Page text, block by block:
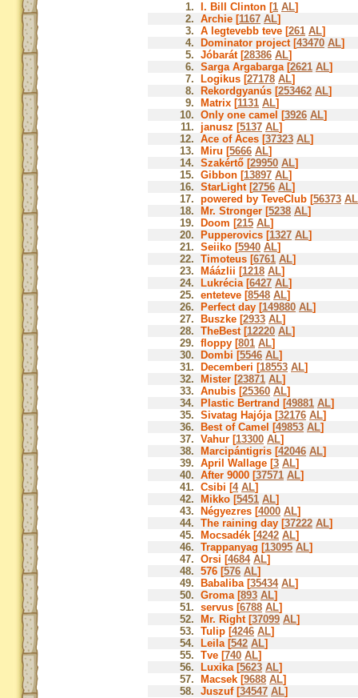
1. I. Bill Clinton [1 AL]
2. Archie [1167 AL]
3. A legtevebb teve [261 AL]
4.
Dominator project [43470 AL]
5. Jóbarát [28386 AL]
6. Sarga Argabarga [2621 AL]
7.
Logikus [27178 AL]
8.
Rekordgyanús [253462 AL]
9.
Matrix [1131 AL]
10. Only one camel [3926 AL]
11. janusz [5137 AL]
12. Ace of Aces [37323 AL]
13.
Miru [5666 AL]
14. Szakértő [29950 AL]
15. Gibbon [13897 AL]
16. StarLight [2756 AL]
17. powered by TeveClub [56373 AL
18.
Mr. Stronger [5238 AL]
19.
Doom [215 AL]
20.
Pupperovics [1327 AL]
21. Seiiko [5940 AL]
22. Timoteus [6761 AL]
23.
Máázlii [1218 AL]
24.
Lukrécia [6427 AL]
25. enteteve [8548 AL]
26.
Perfect day [149880 AL]
27.
Buszke [2933 AL]
28. TheBest [12220 AL]
29. floppy [801 AL]
30.
Dombi [5546 AL]
31.
Decemberi [18553 AL]
32.
Mister [23871 AL]
33. Anubis [25360 AL]
34.
Plastic Bertrand [49881 AL]
35. Sivatag Hajója [32176 AL]
36.
Best of Camel [49853 AL]
37. Vahur [13300 AL]
38.
Marcipántigris [42046 AL]
39. April Wallage [3 AL]
40. After 9000 [37571 AL]
41. Csibi [4 AL]
42.
Mikko [5451 AL]
43.
Négyezres [4000 AL]
44. The raining day [37222 AL]
45.
Mocsadék [4242 AL]
46. Trappanyag [13095 AL]
47. Orsi [4684 AL]
48. 576 [576 AL]
49.
Babaliba [35434 AL]
50. Groma [893 AL]
51. servus [6788 AL]
52.
Mr. Right [37099 AL]
53. Tulip [4246 AL]
54.
Leila [542 AL]
55. Tve [740 AL]
56.
Luxika [5623 AL]
57.
Macsek [9688 AL]
58. Juszuf [34547 AL]